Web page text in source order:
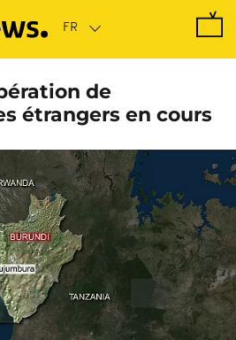
de
étrangers en cours